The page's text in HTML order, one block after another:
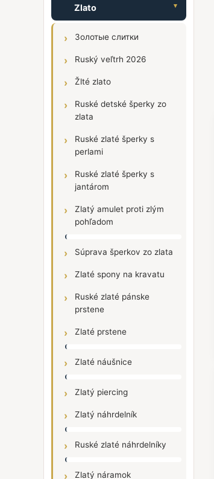
Zlato
Золотые слитки
Ruský veľtrh 2026
Žlté zlato
Ruské detské šperky zo
zlata
Ruské zlaté šperky s
perlami
Ruské zlaté šperky s
jantárom
Zlatý amulet proti zlým
pohľadom
Súprava šperkov zo zlata
Zlaté spony na kravatu
Ruské zlaté pánske
prstene
Zlaté prstene
Zlaté náušnice
Zlatý piercing
Zlatý náhrdelník
Ruské zlaté náhrdelníky
Zlatý náramok